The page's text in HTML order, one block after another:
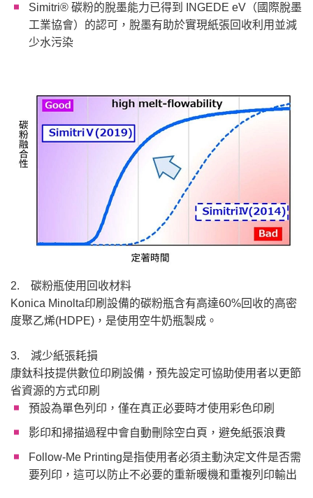
Simitri® 碳粉的脫墨能力已得到 INGEDE eV（國際脫墨
工業協會）的認可，脫墨有助於實現紙張回收利用並減
少水污染
2. 碳粉瓶使用回收材料
Konica Minolta印刷設備的碳粉瓶含有高達60%回收的高密
度聚乙烯(HDPE)，是使用空牛奶瓶製成。
3. 減少紙張耗損
康鈦科技提供數位印刷設備，預先設定可協助使用者以更節
省資源的方式印刷
預設為單色列印，僅在真正必要時才使用彩色印刷
影印和掃描過程中會自動刪除空白頁，避免紙張浪費
Follow-Me Printing是指使用者必須主動決定文件是否需
要列印，這可以防止不必要的重新暖機和重複列印輸出